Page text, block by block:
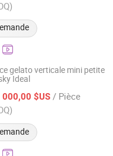
2025
gelato verticale mini petite
Ideal
$US / Pièce
Co., Ltd.
2010